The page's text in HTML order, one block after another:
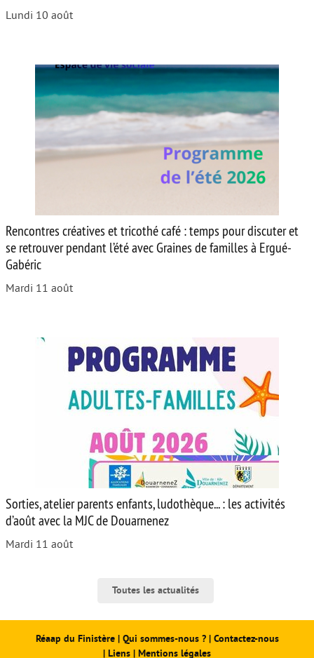
Lundi 10 août
Rencontres créatives et tricothé café : temps pour discuter et
se retrouver pendant l’été avec Graines de familles à Ergué-
Gabéric
Mardi 11 août
Sorties, atelier parents enfants, ludothèque... : les activités
d’août avec la MJC de Douarnenez
Mardi 11 août
Toutes les actualités
Réaap du Finistère| Qui sommes-nous ? | Contactez-nous
| Liens | Mentions légales